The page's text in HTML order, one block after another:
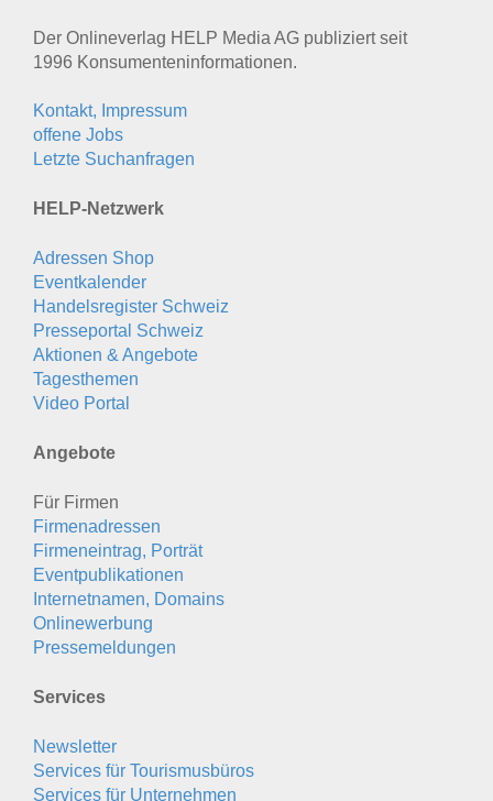
Der Onlineverlag HELP Media AG publiziert seit
1996 Konsumenten­informationen.
Kontakt, Impressum
offene Jobs
Letzte Suchanfragen
HELP-Netzwerk
Adressen Shop
Eventkalender
Handelsregister Schweiz
Presseportal Schweiz
Aktionen & Angebote
Tagesthemen
Video Portal
Angebote
Für Firmen
Firmenadressen
Firmeneintrag, Porträt
Eventpublikationen
Internetnamen, Domains
Onlinewerbung
Pressemeldungen
Services
Newsletter
Services für Tourismusbüros
Services für Unternehmen